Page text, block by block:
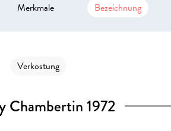
Merkmale Bezeichnung
Verkostung
Chambertin 1972